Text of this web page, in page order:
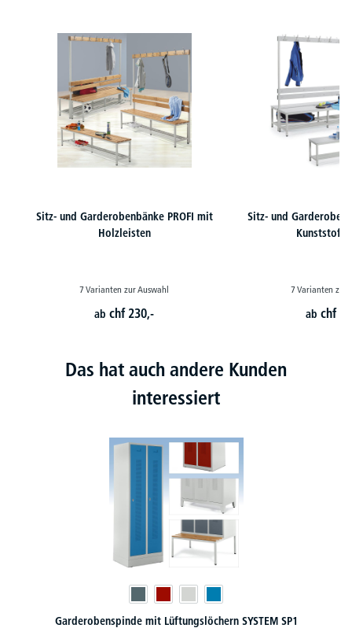
Sitz- und Garderobenbänke PROFI mit
Holzleisten
7 Varianten zur Auswahl
abchf 230,-
Sitz- und
7 Varianten zur
abchf
Das hat auch andere Kunden
interessiert
SYSTEM SP1 Garderoben-Stahlspinde XL 400 mm